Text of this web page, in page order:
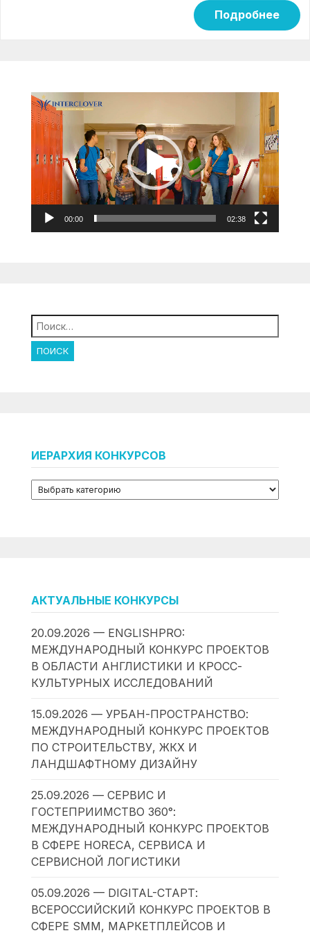
Подробнее
Видеоплеер
00:00 02:38
Найти:
ИЕРАРХИЯ КОНКУРСОВ
АКТУАЛЬНЫЕ КОНКУРСЫ
20.09.2026 — ENGLISHPRO:
МЕЖДУНАРОДНЫЙ КОНКУРС ПРОЕКТОВ
В ОБЛАСТИ АНГЛИСТИКИ И КРОСС-
КУЛЬТУРНЫХ ИССЛЕДОВАНИЙ
15.09.2026 — УРБАН-ПРОСТРАНСТВО:
МЕЖДУНАРОДНЫЙ КОНКУРС ПРОЕКТОВ
ПО СТРОИТЕЛЬСТВУ, ЖКХ И
ЛАНДШАФТНОМУ ДИЗАЙНУ
25.09.2026 — СЕРВИС И
ГОСТЕПРИИМСТВО 360°:
МЕЖДУНАРОДНЫЙ КОНКУРС ПРОЕКТОВ
В СФЕРЕ HORECA, СЕРВИСА И
СЕРВИСНОЙ ЛОГИСТИКИ
05.09.2026 — DIGITAL-СТАРТ:
ВСЕРОССИЙСКИЙ КОНКУРС ПРОЕКТОВ В
СФЕРЕ SMM, МАРКЕТПЛЕЙСОВ И